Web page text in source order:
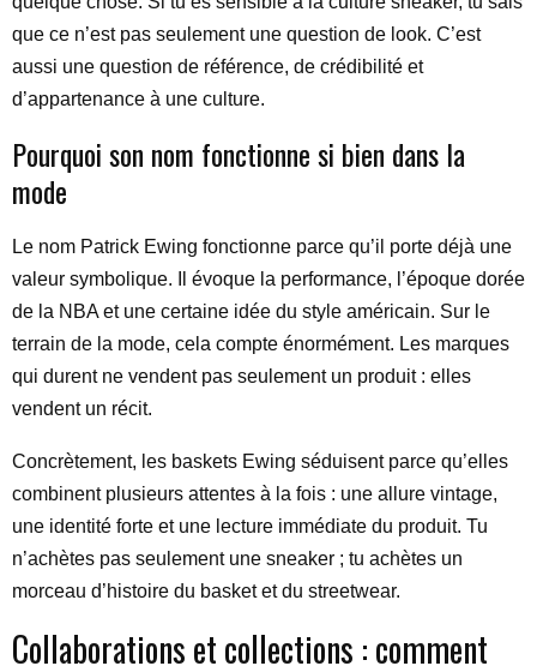
que ce n’est pas seulement une question de look. C’est
aussi une question de référence, de crédibilité et
d’appartenance à une culture.
Pourquoi son nom fonctionne si bien dans la
mode
Le nom Patrick Ewing fonctionne parce qu’il porte déjà une
valeur symbolique. Il évoque la performance, l’époque dorée
de la NBA et une certaine idée du style américain. Sur le
terrain de la mode, cela compte énormément. Les marques
qui durent ne vendent pas seulement un produit : elles
vendent un récit.
Concrètement, les baskets Ewing séduisent parce qu’elles
combinent plusieurs attentes à la fois : une allure vintage,
une identité forte et une lecture immédiate du produit. Tu
n’achètes pas seulement une sneaker ; tu achètes un
morceau d’histoire du basket et du streetwear.
Collaborations et collections : comment